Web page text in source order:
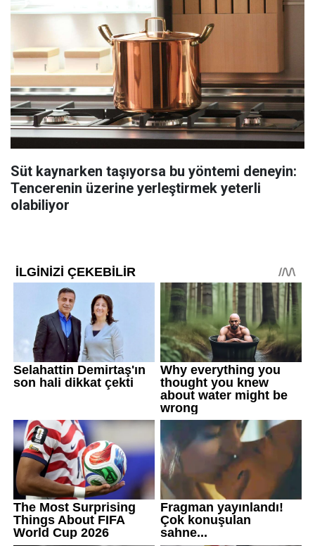
Süt kaynarken taşıyorsa bu yöntemi deneyin:
Tencerenin üzerine yerleştirmek yeterli
olabiliyor